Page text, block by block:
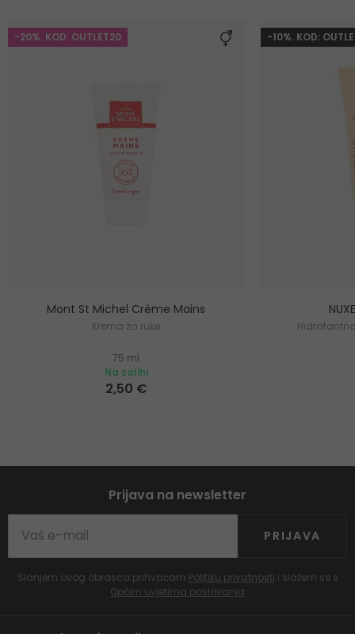
-20%. KOD: OUTLET20
Mont St Michel Crème Mains
Krema za ruke
75 ml
Na zalihi
2,50 €
-10%. KOD:
Prijava na newsletter
PRIJAVA
Slanjem ovog obrasca prihvaćam Politiku privatnosti i slažem se s
Općim uvjetima poslovanja